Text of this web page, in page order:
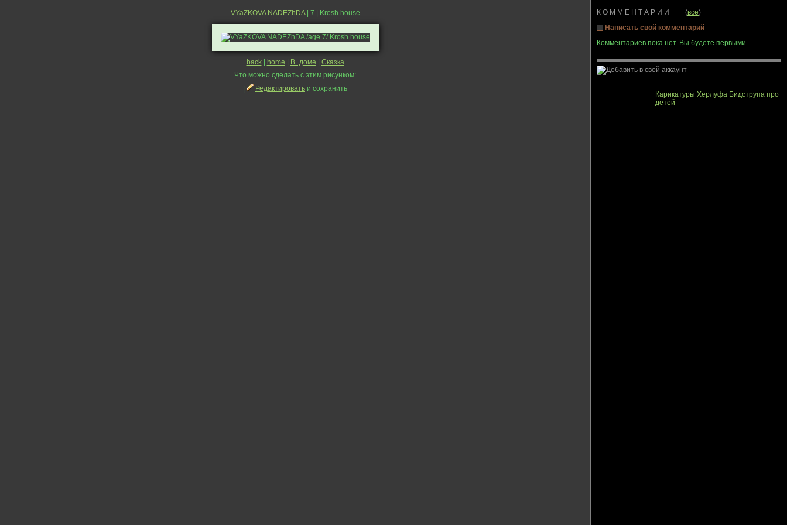
VYaZKOVA NADEZhDA| 7 | Krosh house
back| home В_доме
Сказка
Что можно сделать с этим рисунком:
Редактировать и сохранить
К О М М Е Н Т А Р И И (все)
Написать свой комментарий
Комментариев пока нет. Вы будете первыми.
Карикатуры Херлуфа Бидструпа про
детей